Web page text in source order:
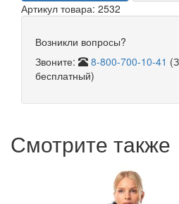
Артикул товара: 2532
Возникли вопросы?
Звоните:
8-800-700-10-41
бесплатный)
Смотрите также